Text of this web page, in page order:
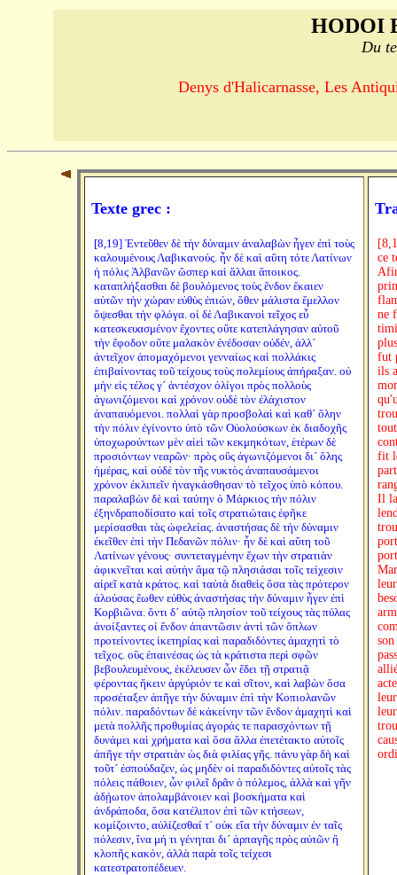
HODOI
Du
Denys d'Halicarnasse, Les
Texte grec :
[8,19] Ἐντεῦθεν δὲ τὴν δύναμιν ἀναλαβὼν ἦγεν ἐπὶ τοὺς
καλουμένους Λαβικανούς. ἦν δὲ καὶ αὕτη τότε Λατίνων
ἡ πόλις Ἀλβανῶν ὥσπερ καὶ ἄλλαι ἄποικος.
καταπλήξασθαι δὲ βουλόμενος τοὺς ἔνδον ἔκαιεν
αὐτῶν τὴν χώραν εὐθὺς ἐπιών, ὅθεν μάλιστα ἔμελλον
ὄψεσθαι τὴν φλόγα. οἱ δὲ Λαβικανοὶ τεῖχος εὖ
κατεσκευασμένον ἔχοντες οὔτε κατεπλάγησαν αὐτοῦ
τὴν ἔφοδον οὔτε μαλακὸν ἐνέδοσαν οὐδέν, ἀλλ´
ἀντεῖχον ἀπομαχόμενοι γενναίως καὶ πολλάκις
ἐπιβαίνοντας τοῦ τείχους τοὺς πολεμίους ἀπήραξαν. οὐ
μὴν εἰς τέλος γ´ ἀντέσχον ὀλίγοι πρὸς πολλοὺς
ἀγωνιζόμενοι καὶ χρόνον οὐδὲ τὸν ἐλάχιστον
ἀναπαυόμενοι. πολλαὶ γὰρ προσβολαὶ καὶ καθ´ ὅλην
τὴν πόλιν ἐγίνοντο ὑπὸ τῶν Οὐολούσκων ἐκ διαδοχῆς
ὑποχωρούντων μὲν αἰεὶ τῶν κεκμηκότων, ἑτέρων δὲ
προσιόντων νεαρῶν· πρὸς οὓς ἀγωνιζόμενοι δι´ ὅλης
ἡμέρας, καὶ οὐδὲ τὸν τῆς νυκτὸς ἀναπαυσάμενοι
χρόνον ἐκλιπεῖν ἠναγκάσθησαν τὸ τεῖχος ὑπὸ κόπου.
παραλαβὼν δὲ καὶ ταύτην ὁ Μάρκιος τὴν πόλιν
ἐξηνδραποδίσατο καὶ τοῖς στρατιώταις ἐφῆκε
μερίσασθαι τὰς ὠφελείας. ἀναστήσας δὲ τὴν δύναμιν
ἐκεῖθεν ἐπὶ τὴν Πεδανῶν πόλιν· ἦν δὲ καὶ αὕτη τοῦ
Λατίνων γένους· συντεταγμένην ἔχων τὴν στρατιὰν
ἀφικνεῖται καὶ αὐτὴν ἅμα τῷ πλησιάσαι τοῖς τείχεσιν
αἱρεῖ κατὰ κράτος. καὶ ταὐτὰ διαθεὶς ὅσα τὰς πρότερον
ἁλούσας ἕωθεν εὐθὺς ἀναστήσας τὴν δύναμιν ἦγεν ἐπὶ
Κορβιῶνα. ὄντι δ´ αὐτῷ πλησίον τοῦ τείχους τὰς πύλας
ἀνοίξαντες οἱ ἔνδον ἀπαντῶσιν ἀντὶ τῶν ὅπλων
προτείνοντες ἱκετηρίας καὶ παραδιδόντες ἀμαχητὶ τὸ
τεῖχος. οὓς ἐπαινέσας ὡς τὰ κράτιστα περὶ σφῶν
βεβουλευμένους, ἐκέλευσεν ὧν ἔδει τῇ στρατιᾷ
φέροντας ἥκειν ἀργύριόν τε καὶ σῖτον, καὶ λαβὼν ὅσα
προσέταξεν ἀπῆγε τὴν δύναμιν ἐπὶ τὴν Κοπιολανῶν
πόλιν. παραδόντων δὲ κἀκείνην τῶν ἔνδον ἀμαχητὶ καὶ
μετὰ πολλῆς προθυμίας ἀγοράς τε παρασχόντων τῇ
δυνάμει καὶ χρήματα καὶ ὅσα ἄλλα ἐπετέτακτο αὐτοῖς
ἀπῆγε τὴν στρατιὰν ὡς διὰ φιλίας γῆς. πάνυ γὰρ δὴ καὶ
τοῦτ´ ἐσπούδαζεν, ὡς μηδὲν οἱ παραδιδόντες αὐτοῖς τὰς
πόλεις πάθοιεν, ὧν φιλεῖ δρᾶν ὁ πόλεμος, ἀλλὰ καὶ γῆν
ἀδῄωτον ἀπολαμβάνοιεν καὶ βοσκήματα καὶ
ἀνδράποδα, ὅσα κατέλιπον ἐπὶ τῶν κτήσεων,
κομίζοιντο, αὐλίζεσθαί τ´ οὐκ εἴα τὴν δύναμιν ἐν ταῖς
πόλεσιν, ἵνα μή τι γένηται δι´ ἁρπαγῆς πρὸς αὐτῶν ἢ
κλοπῆς κακόν, ἀλλὰ παρὰ τοῖς τείχεσι
κατεστρατοπέδευεν.
ce
ne
fut
ils
fit
Il